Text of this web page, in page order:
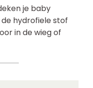
je baby
hydrofiele stof
in de wieg of